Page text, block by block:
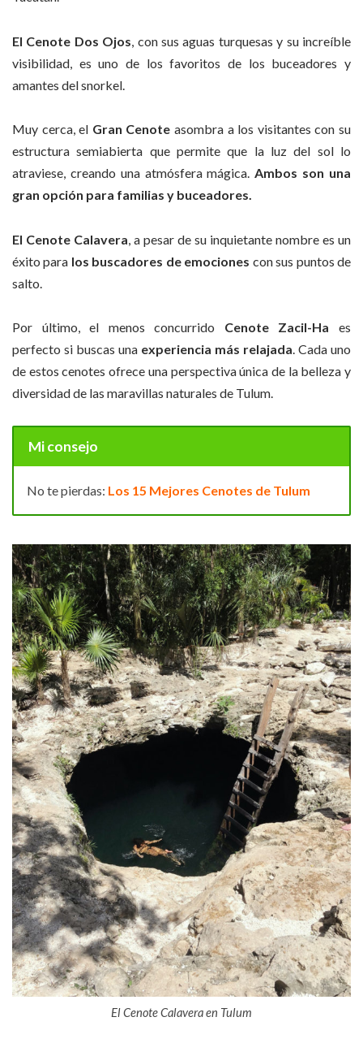
El Cenote Dos Ojos , con sus aguas turquesas y su increíble
visibilidad, es uno de los favoritos de los buceadores y
amantes del snorkel.
Muy cerca, el Gran Cenote asombra a los visitantes con su
estructura semiabierta que permite que la luz del sol lo
atraviese, creando una atmósfera mágica.Ambos son una
gran opción para familias y buceadores.
El Cenote Calavera , a pesar de su inquietante nombre es un
éxito para los buscadores de emociones con sus puntos de
salto.
Por último, el menos concurrido Cenote Zacil-Ha es
perfecto si buscas una experiencia más relajada. Cada uno
de estos cenotes ofrece una perspectiva única de la belleza y
diversidad de las maravillas naturales de Tulum.
Mi consejo
No te pierdas: Los 15 Mejores Cenotes de Tulum
El Cenote Calavera en Tulum